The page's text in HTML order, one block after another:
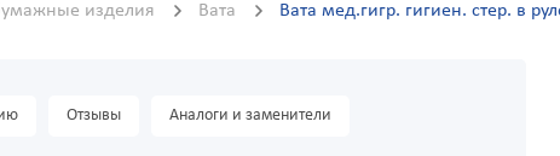
изделия Вата Вата мед.гигр. гигиен. стер. в
Отзывы Аналоги и заменители